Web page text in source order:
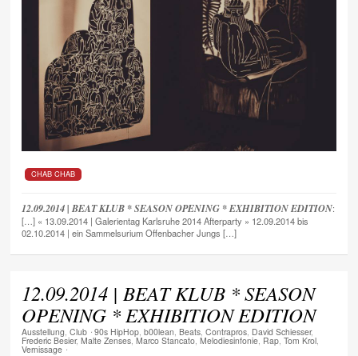
CHAB CHAB
12.09.2014 | BEAT KLUB * SEASON OPENING * EXHIBITION EDITION:
[…] « 13.09.2014 | Galerientag Karlsruhe 2014 Afterparty » 12.09.2014 bis
02.10.2014 | ein Sammelsurium Offenbacher Jungs […]
12.09.2014 | BEAT KLUB * SEASON
OPENING * EXHIBITION EDITION
Ausstellung,Club ⋅ 90s HipHop,b00lean,Beats,Contrapros, David Schiesser,
Frederic Besier,Malte Zenses,Marco Stancato,Melodiesinfonie, Rap,Tom Krol,
Vernissage ⋅